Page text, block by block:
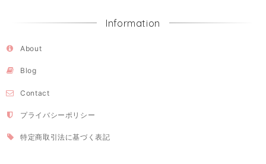
Information
About
Blog
Contact
プライバシーポリシー
特定商取引法に基づく表記